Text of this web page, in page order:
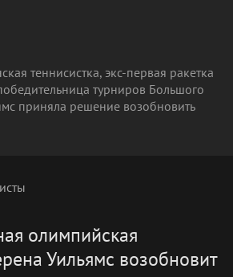
теннисистка, экс-первая ракетка
турниров Большого
приняла решение возобновить
олимпийская
Уильямс возобновит